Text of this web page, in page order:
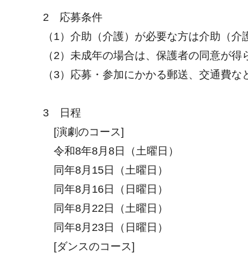
2 応募条件
（1）介助（介護）が必要な方は介助（
（2）未成年の場合は、保護者の同意が得
（3）応募・参加にかかる郵送、交通費な
3 日程
[演劇のコース]
令和8年8月8日（土曜日）
同年8月15日（土曜日）
同年8月16日（日曜日）
同年8月22日（土曜日）
同年8月23日（日曜日）
[ダンスのコース]